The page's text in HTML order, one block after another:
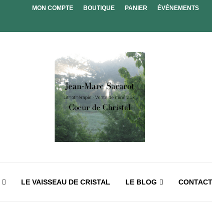
MON COMPTE BOUTIQUE PANIER ÉVÉNEMENTS
LE VAISSEAU DE CRISTAL LE BLOG CONTACT